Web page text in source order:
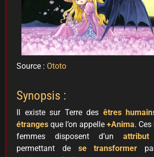
Source : Ototo
Synopsis :
Il existe sur Terre des êtres
étranges que l’on appelle +Anima.
femmes disposent d’un attribut
permettant de se transformer